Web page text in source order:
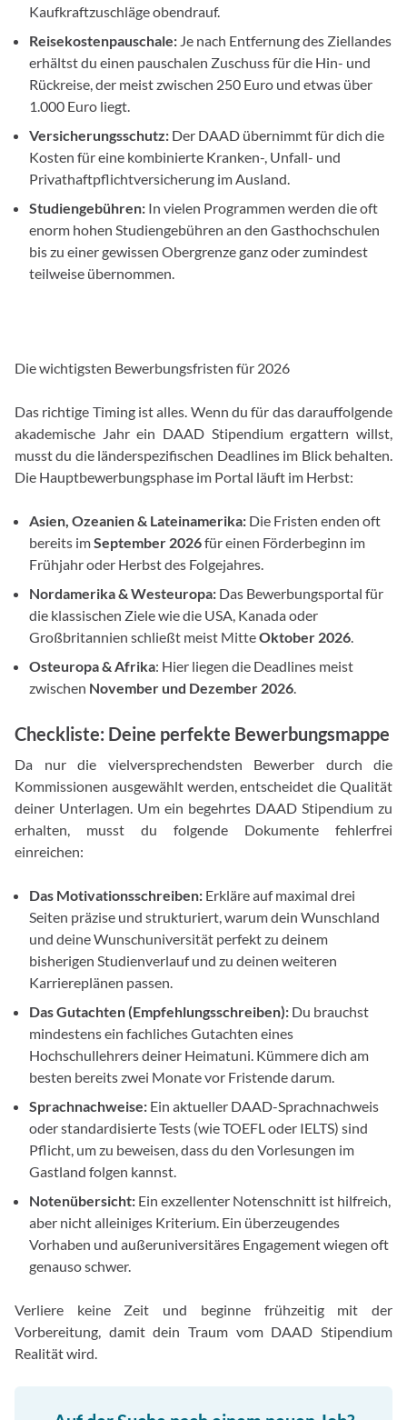
Kaufkraftzuschläge obendrauf.
Reisekostenpauschale: Je nach Entfernung des Ziellandes
erhältst du einen pauschalen Zuschuss für die Hin- und
Rückreise, der meist zwischen 250 Euro und etwas über
1.000 Euro liegt.
Versicherungsschutz: Der DAAD übernimmt für dich die
Kosten für eine kombinierte Kranken-, Unfall- und
Privathaftpflichtversicherung im Ausland.
Studiengebühren: In vielen Programmen werden die oft
enorm hohen Studiengebühren an den Gasthochschulen
bis zu einer gewissen Obergrenze ganz oder zumindest
teilweise übernommen.
Die wichtigsten Bewerbungsfristen für 2026
Das richtige Timing ist alles. Wenn du für das darauffolgende
akademische Jahr ein DAAD Stipendium ergattern willst,
musst du die länderspezifischen Deadlines im Blick behalten.
Die Hauptbewerbungsphase im Portal läuft im Herbst:
Asien, Ozeanien & Lateinamerika: Die Fristen enden oft
bereits imSeptember 2026für einen Förderbeginn im
Frühjahr oder Herbst des Folgejahres.
Nordamerika & Westeuropa: Das Bewerbungsportal für
die klassischen Ziele wie die USA, Kanada oder
Großbritannien schließt meist MitteOktober 2026.
Osteuropa & Afrika: Hier liegen die Deadlines meist
zwischen November und Dezember 2026.
Checkliste: Deine perfekte Bewerbungsmappe
Da nur die vielversprechendsten Bewerber durch die
Kommissionen ausgewählt werden, entscheidet die Qualität
deiner Unterlagen. Um ein begehrtes DAAD Stipendium zu
erhalten, musst du folgende Dokumente fehlerfrei
einreichen:
Das Motivationsschreiben: Erkläre auf maximal drei
Seiten präzise und strukturiert, warum dein Wunschland
und deine Wunschuniversität perfekt zu deinem
bisherigen Studienverlauf und zu deinen weiteren
Karriereplänen passen.
Das Gutachten (Empfehlungsschreiben): Du brauchst
mindestens ein fachliches Gutachten eines
Hochschullehrers deiner Heimatuni. Kümmere dich am
besten bereits zwei Monate vor Fristende darum.
Sprachnachweise: Ein aktueller DAAD-Sprachnachweis
oder standardisierte Tests (wie TOEFL oder IELTS) sind
Pflicht, um zu beweisen, dass du den Vorlesungen im
Gastland folgen kannst.
Notenübersicht: Ein exzellenter Notenschnitt ist hilfreich,
aber nicht alleiniges Kriterium. Ein überzeugendes
Vorhaben und außeruniversitäres Engagement wiegen oft
genauso schwer.
Verliere keine Zeit und beginne frühzeitig mit der
Vorbereitung, damit dein Traum vom DAAD Stipendium
Realität wird.